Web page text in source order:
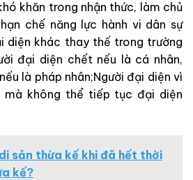
khăn trong nhận thức, làm chủ
chế năng lực hành vi dân sự
diện khác thay thế trong trường
đại diện chết nếu là cá nhân,
là pháp nhân;Người đại diện vì
mà không thể tiếp tục đại diện
sản thừa kế khi đã hết thời
kế?